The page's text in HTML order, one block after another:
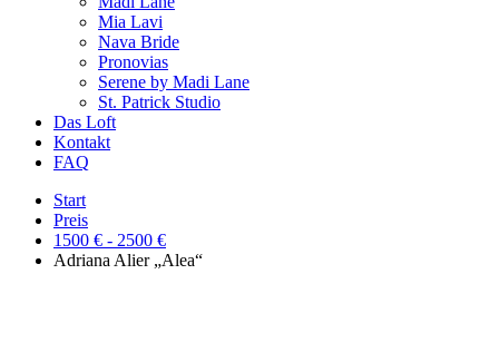
Mia Lavi
Nava Bride
Pronovias
Serene by Madi Lane
St. Patrick Studio
Das Loft
Kontakt
FAQ
Start
Preis
1500 € - 2500 €
Adriana Alier „Alea“